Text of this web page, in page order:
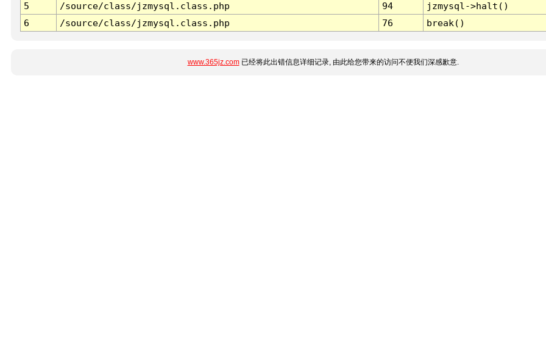
5
/source/class/jzmysql.class.php 94
jzmysql->halt()
6
/source/class/jzmysql.class.php 76 break()
www.365jz.com已经将此出错信息详细记录, 由此给您带来的访问不便我们深感歉意.